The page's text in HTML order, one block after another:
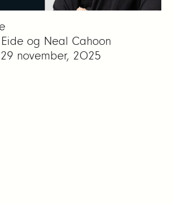
og Neal Cahoon
29 november, 2025